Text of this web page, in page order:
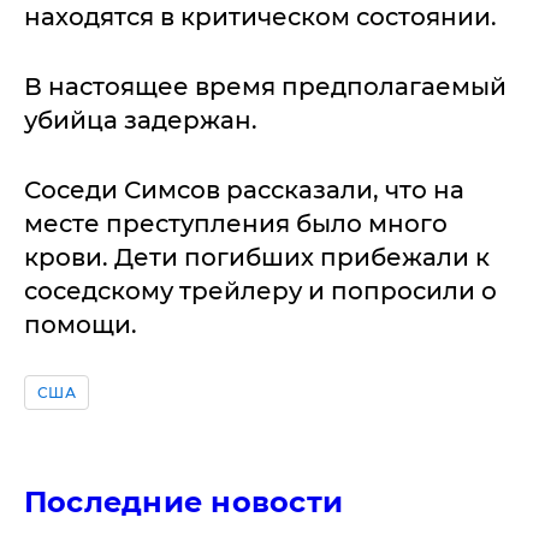
находятся в критическом состоянии.
В настоящее время предполагаемый
убийца задержан.
Соседи Симсов рассказали, что на
месте преступления было много
крови. Дети погибших прибежали к
соседскому трейлеру и попросили о
помощи.
США
Последние новости